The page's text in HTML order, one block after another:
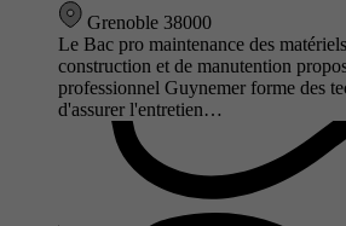
Grenoble 38000
Le Bac pro maintenance des
construction et de manutention
professionnel Guynemer forme des
d'assurer l'entretien…